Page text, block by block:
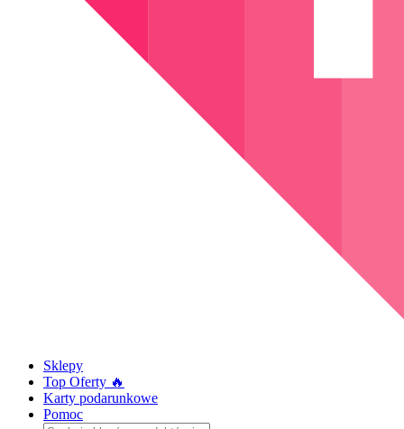
Sklepy
Top Oferty 🔥
Karty podarunkowe
Pomoc